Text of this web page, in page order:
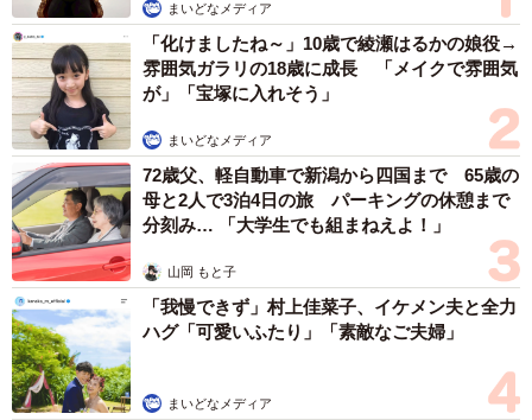
まいどなメディア
「化けましたね～」10歳で綾瀬はるかの娘役→
雰囲気ガラリの18歳に成長 「メイクで雰囲気
が」「宝塚に入れそう」
まいどなメディア
72歳父、軽自動車で新潟から四国まで 65歳の
母と2人で3泊4日の旅 パーキングの休憩まで
分刻み… 「大学生でも組まねえよ！」
山岡 もと子
「我慢できず」村上佳菜子、イケメン夫と全力
ハグ「可愛いふたり」「素敵なご夫婦」
まいどなメディア